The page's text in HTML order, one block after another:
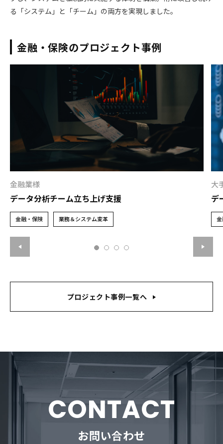
る「システム」と「チーム」の両方を実現しました。
金融・保険のプロジェクト事例
金融業様
データ分析チーム立ち上げ支援
金融・保険 業務＆システム変革
大
デ
プロジェクト事例一覧へ
CONTACT
お問い合わせ